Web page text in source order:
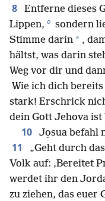
8
Entferne dieses
Lippen, o sondern
Stimme darin * ,
hältst, was darin
Weg vor dir und
Wie ich dich
stark! Erschrick
dein Gott Jehova ist
10 Jọsua befahl
11
„Geht durch
Volk auf: ‚Bereitet
werdet ihr den
zu ziehen, das euer